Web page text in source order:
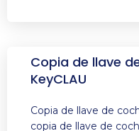
Copia de llave
KeyCLAU
Copia de llave de
copia de llave de